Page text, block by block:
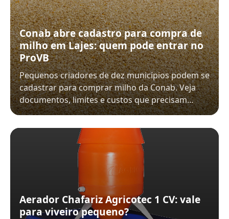
Conab abre cadastro para compra de
milho em Lajes: quem pode entrar no
ProVB
Pequenos criadores de dez municípios podem se
cadastrar para comprar milho da Conab. Veja
documentos, limites e custos que precisam…
Aerador Chafariz Agricotec 1 CV: vale
para viveiro pequeno?